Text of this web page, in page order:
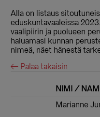
Alla on listaus
eduskuntavaaleissa
vaalipiirin ja puolueen
haluamasi kunnan
nimeä, näet hänestä
← Palaa takaisin
NIMI /
Marianne